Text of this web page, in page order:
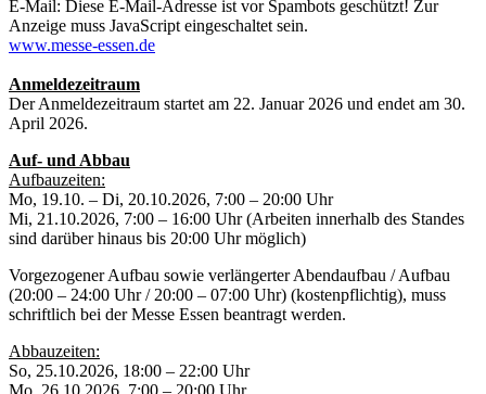
E-Mail: Diese E-Mail-Adresse ist vor Spambots geschützt! Zur
Anzeige muss JavaScript eingeschaltet sein.
www.messe-essen.de
Anmeldezeitraum
Der Anmeldezeitraum startet am 22. Januar 2026 und endet am 30.
April 2026.
Auf- und Abbau
Aufbauzeiten:
Mo, 19.10. – Di, 20.10.2026, 7:00 – 20:00 Uhr
Mi, 21.10.2026, 7:00 – 16:00 Uhr (Arbeiten innerhalb des Standes
sind darüber hinaus bis 20:00 Uhr möglich)
Vorgezogener Aufbau sowie verlängerter Abendaufbau / Aufbau
(20:00 – 24:00 Uhr / 20:00 – 07:00 Uhr) (kostenpflichtig), muss
schriftlich bei der Messe Essen beantragt werden.
Abbauzeiten:
So, 25.10.2026, 18:00 – 22:00 Uhr
Mo, 26.10.2026, 7:00 – 20:00 Uhr